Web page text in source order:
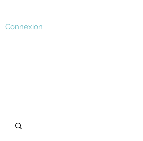
Connexion